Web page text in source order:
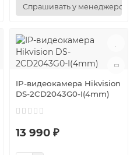
Спрашивать у менеджеров
IP-видеокамера Hikvision
DS-2CD2043G0-I(4mm)
13 990 ₽